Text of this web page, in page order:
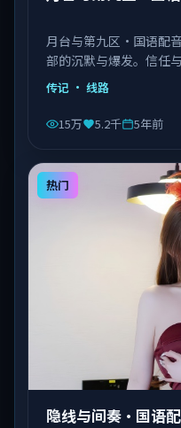
月台与第九区·国语配
部的沉默与爆发。信任
执导，章子怡、菅田将
品，类型为传记。
传记 · 线路
15万 5.2千 5年前
热门
隐线与间奏·国语